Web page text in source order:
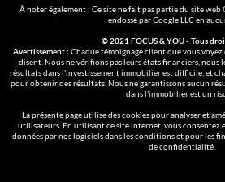
À noter également : Ce site ne fait pas partie du site web
endossé par Google LLC en
© 2021 FOCUS & YOU - Tous
Avertissement : Chaque témoignage client que vous voyez
disent. Nous ne vérifions pas leurs états financiers, nous
résultats dans l'investissement immobilier est difficile, et
pour obtenir des résultats. Nous ne garantissons aucun
dans l'immobilier est un
La présente page utilise des cookies pour analyser et
utilisateurs. En utilisant ce site internet, vous consentez
données par nos logiciels dans les conditions et pour les
de confidentialité